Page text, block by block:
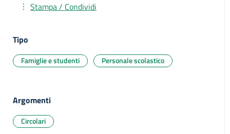
Stampa / Condividi
Tipo
Famiglie e studenti Personale scolastico
Argomenti
Circolari